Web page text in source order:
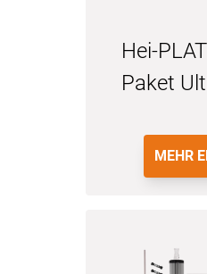
Hei-
Paket
MEHR